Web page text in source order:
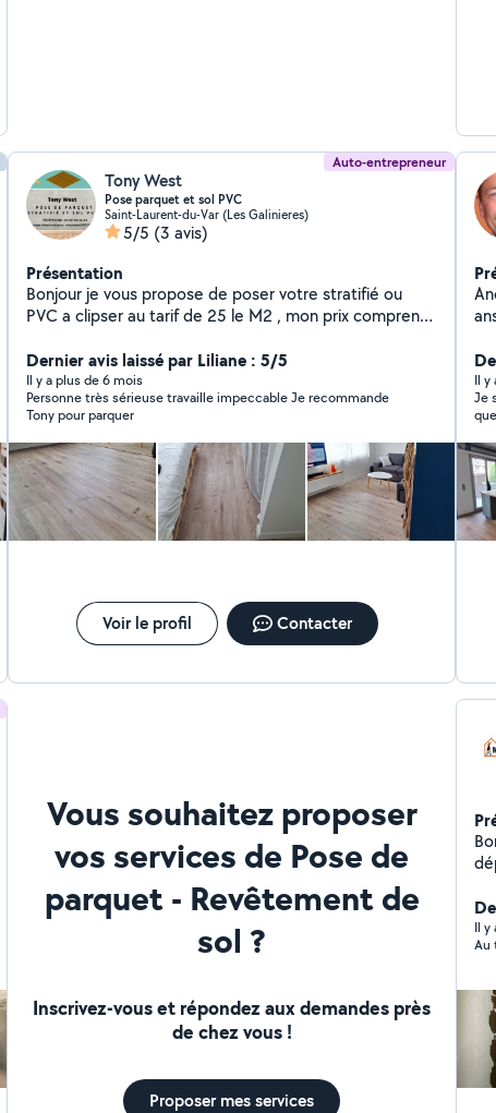
de
et
rapide. En conclusion :
Auto-entrepreneur
Tony West
Pose parquet et sol PVC
Saint-Laurent-du-Var (Les Galinieres)
5/5 (3 avis)
Présentation
Bonjour je vous propose de poser votre stratifié ou
PVC a clipser au tarif de 25 le M2 , mon prix comprend
barre de seuil un surplus de 10 par rabot de porte ,hors
matériel acheté par vos soins , travaillant au rayon sol
dans un magasin de bricolage a Lingostière je pourrai
vous conseiller .
Dernier avis laissé par Liliane : 5/5
Il y a plus de 6 mois
Personne très sérieuse travaille impeccable Je recommande
Tony pour parquer
Voir le profil Contacter
Il y
Je
Vous souhaitez proposer
vos services de Pose de
parquet - Revêtement de
sol ?
Inscrivez-vous et répondez aux demandes près
de chez vous !
Proposer mes services
Bonjour, Je
électrique
des
Il y
Au